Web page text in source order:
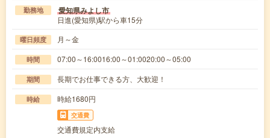
勤務地 愛知県みよし市
日進(愛知県)駅から車15分
曜日頻度 月～金
時間 07:00～16:0016:00～01:0020:00～05:00
期間 長期でお仕事できる方、大歓迎！
時給 時給1680円
交通費
交通費規定内支給